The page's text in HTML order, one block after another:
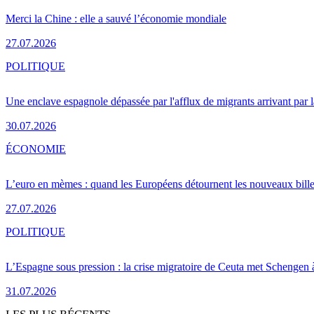
Merci la Chine : elle a sauvé l’économie mondiale
27.07.2026
Une enclave espagnole dépassée par l'afflux de migrants arrivant par
30.07.2026
POLITIQUE
L’euro en mèmes : quand les Européens détournent les nouveaux
27.07.2026
ÉCONOMIE
L’Espagne sous pression : la crise migratoire de Ceuta met Schengen
31.07.2026
POLITIQUE